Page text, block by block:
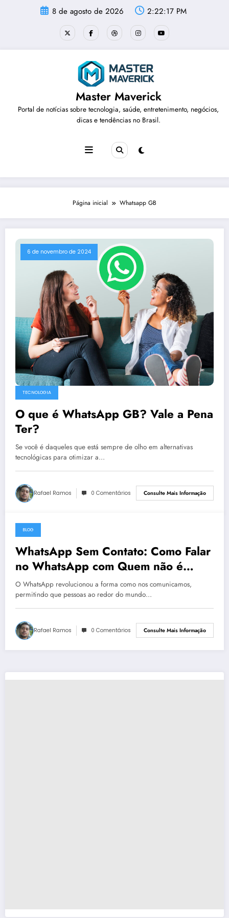
8 de agosto de 2026 2:22:17 PM
Master Maverick
Portal de notícias sobre tecnologia, saúde, entretenimento, negócios,
dicas e tendências no Brasil.
Página inicial Whatsapp GB
6 de novembro de 2024
TECNOLOGIA
O que é WhatsApp GB? Vale a Pena
Ter?
Se você é daqueles que está sempre de olho em alternativas
tecnológicas para otimizar a…
Rafael Ramos 0 Comentários Consulte Mais Informação
31 de maio de 2023
BLOG
WhatsApp Sem Contato: Como Falar
no WhatsApp com Quem não é
Contato?
O WhatsApp revolucionou a forma como nos comunicamos,
permitindo que pessoas ao redor do mundo…
Rafael Ramos 0 Comentários Consulte Mais Informação